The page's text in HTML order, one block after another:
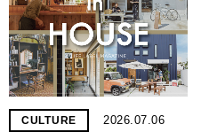
CULTURE 2026.07.06